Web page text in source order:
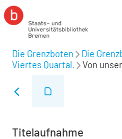
Die Grenzboten Die
Viertes Quartal.
Von
Titelaufnahme